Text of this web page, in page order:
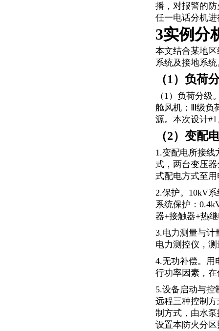
播，对报警的
任一电话分机
3实例分
本文结合某地
系统及接地系统
（1）负荷
（1）负荷分
舱风机；Ⅲ级负
源。本次设计
（2）变配
1.变配电所接线
式，两台变压
式配电方式至
2.保护。10kV
系统保护：
器+接触器+热
3.电力测量与计
电力测控仪，
4.无功补偿。用
行功率因素，
5.设备启动与
远程三种控制
制方式，由水
设置本防火分